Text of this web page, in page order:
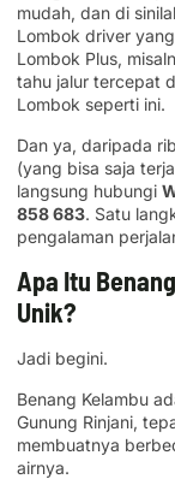
mudah, dan di
Lombok driver
Lombok Plus,
tahu jalur tercepat
Lombok seperti ini.
Dan ya, daripada
(yang bisa saja
langsung hubungi
858 683. Satu
pengalaman
Apa Itu
Unik?
Jadi begini.
Benang Kelambu
Gunung Rinjani,
membuatnya
airnya.